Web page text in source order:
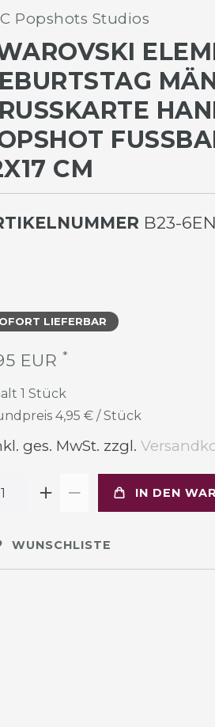
Popshots Studios
CM
B23-
LIEFERBAR
EUR *
1 Stück
4,95 € / Stück
ges. MwSt. zzgl.
IN DEN
WUNSCHLISTE